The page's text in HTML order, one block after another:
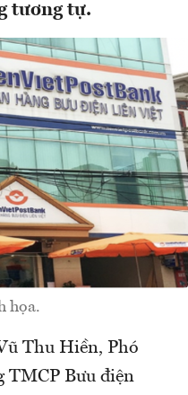
tương tự.
họa.
Thu Hiền, Phó
TMCP Bưu điện